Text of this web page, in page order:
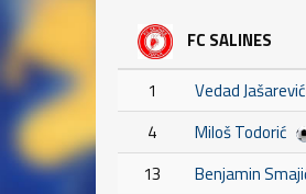
FC SALINES
1 Vedad Jašarević
4
Miloš Todorić
13
Benjamin